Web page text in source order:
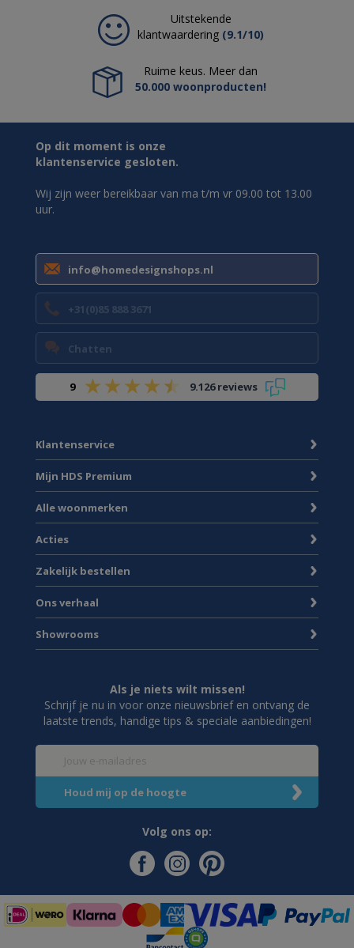
Uitstekende
klantwaardering (9.1/10)
Ruime keus. Meer dan
50.000 woonproducten!
Op dit moment is onze
klantenservice gesloten.
Wij zijn weer bereikbaar van ma t/m vr 09.00 tot 13.00
uur.
info@homedesignshops.nl
+31(0)85 888 3671
Chatten
9 9.126 reviews
Klantenservice
Mijn HDS Premium
Alle woonmerken
Acties
Zakelijk bestellen
Ons verhaal
Showrooms
Als je niets wilt missen!
Schrijf je nu in voor onze nieuwsbrief en ontvang de
laatste trends, handige tips & speciale aanbiedingen!
Volg ons op: